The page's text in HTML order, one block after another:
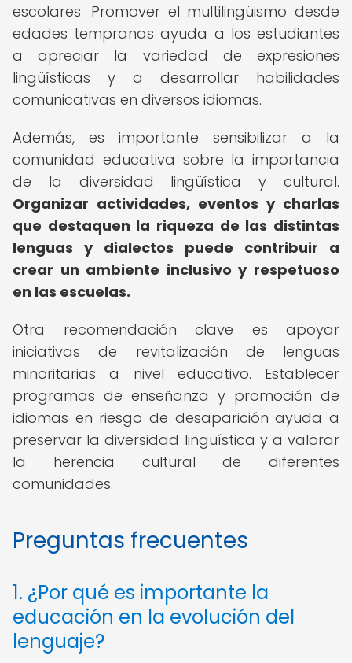
escolares. Promover el multilingüismo desde
edades tempranas ayuda a los estudiantes
a apreciar la variedad de expresiones
lingüísticas y a desarrollar habilidades
comunicativas en diversos idiomas.
Además, es importante sensibilizar a la
comunidad educativa sobre la importancia
de la diversidad lingüística y cultural.
Organizar actividades, eventos y charlas
que destaquen la riqueza de las distintas
lenguas y dialectos puede contribuir a
crear un ambiente inclusivo y respetuoso
en las escuelas.
Otra recomendación clave es apoyar
iniciativas de revitalización de lenguas
minoritarias a nivel educativo. Establecer
programas de enseñanza y promoción de
idiomas en riesgo de desaparición ayuda a
preservar la diversidad lingüística y a valorar
la herencia cultural de diferentes
comunidades.
Preguntas frecuentes
1. ¿Por qué es importante la
educación en la evolución del
lenguaje?